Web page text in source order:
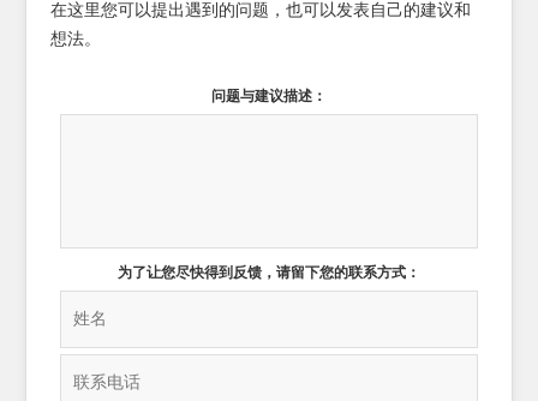
在这里您可以提出遇到的问题，也可以发表自己的建议和
想法。
问题与建议描述：
为了让您尽快得到反馈，请留下您的联系方式：